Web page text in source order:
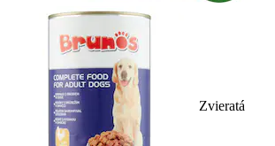
Zvieratá